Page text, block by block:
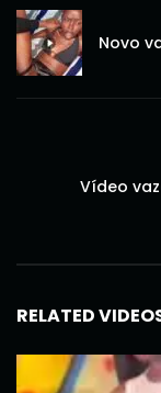
Novo
Vídeo
RELATED